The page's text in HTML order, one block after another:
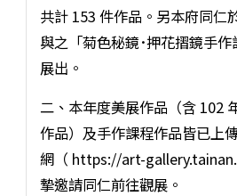
共計 153 件作品。另本府同仁
與之「菊色秘鏡･押花摺鏡手
展出。
二、本年度美展作品（含 102
作品）及手作課程作品皆已上
網（ https://art-
摯邀請同仁前往觀展。